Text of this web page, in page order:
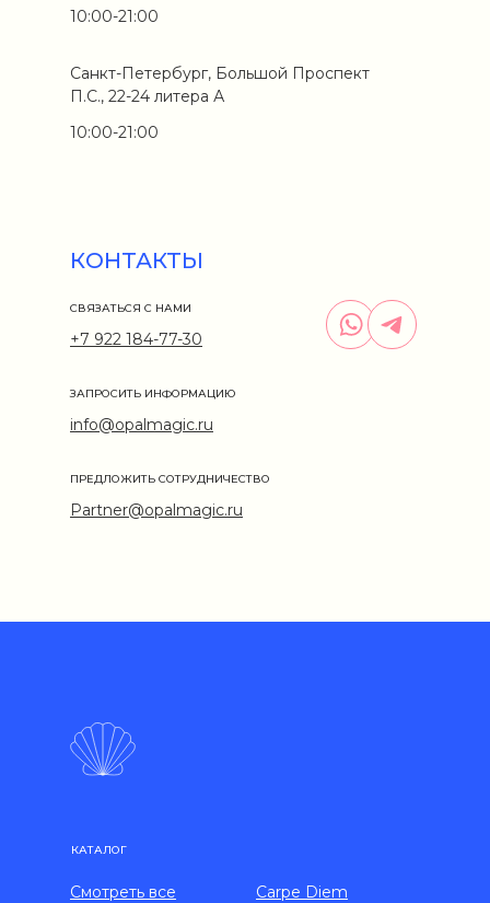
10:00-21:00
Санкт-Петербург, Большой Проспект
П.С., 22-24 литера А
10:00-21:00
КОНТАКТЫ
info@opalmagic.ru
+7 922 184-77-30
СВЯЗАТЬСЯ С НАМИ
ЗАПРОСИТЬ ИНФОРМАЦИЮ
Partner@opalmagic.ru
ПРЕДЛОЖИТЬ СОТРУДНИЧЕСТВО
КАТАЛОГ
Carpe Diem
Смотреть все